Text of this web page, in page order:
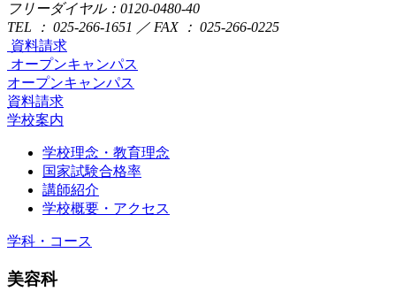
フリーダイヤル：0120-0480-40
TEL ： 025-266-1651 ／ FAX ： 025-266-0225
資料請求
オープンキャンパス
オープンキャンパス
資料請求
学校案内
学校理念・教育理念
国家試験合格率
講師紹介
学校概要・アクセス
学科・コース
美容科